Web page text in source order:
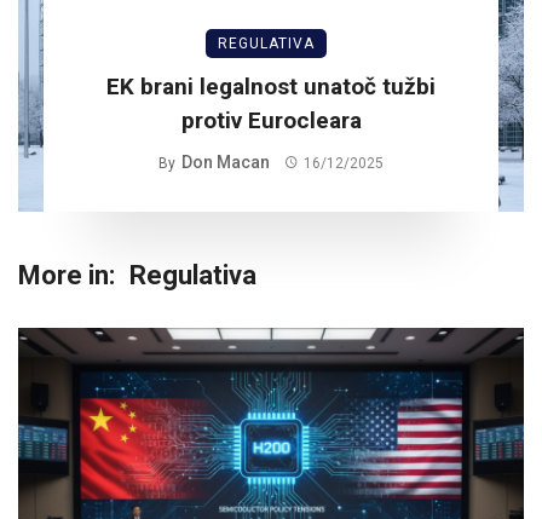
REGULATIVA
EK brani legalnost unatoč tužbi
protiv Eurocleara
By Don Macan 16/12/2025
More in: Regulativa